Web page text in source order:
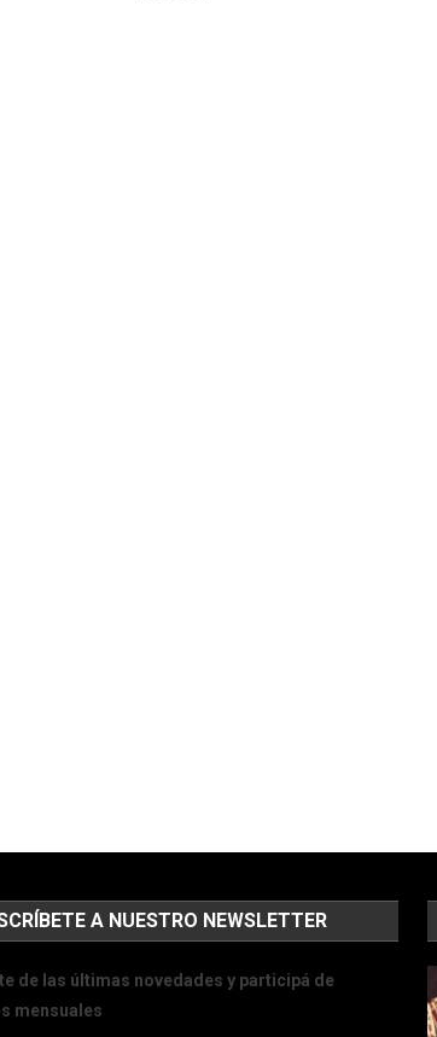
A NUESTRO NEWSLETTER
de las últimas novedades y participá de
mensuales